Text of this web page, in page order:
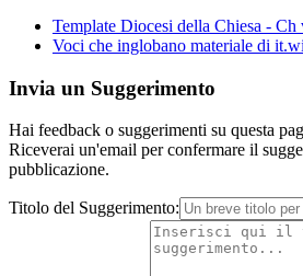
Template Diocesi della Chiesa - Ch
Voci che inglobano materiale di
Invia un Suggerimento
Hai feedback o suggerimenti su questa
Riceverai un'email per confermare il
pubblicazione.
Titolo del Suggerimento: